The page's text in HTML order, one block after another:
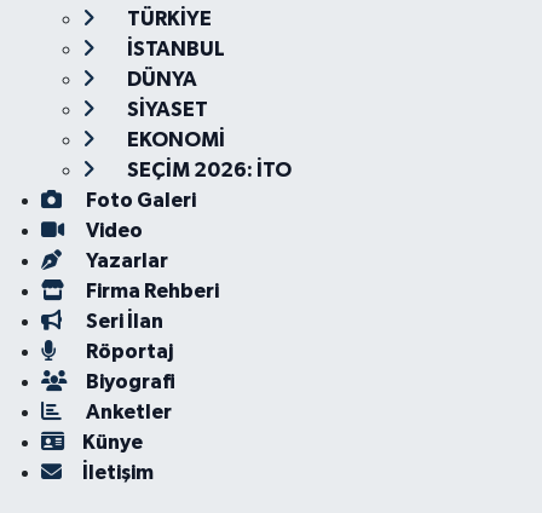
TÜRKİYE
İSTANBUL
DÜNYA
SİYASET
EKONOMİ
SEÇİM 2026: İTO
Foto Galeri
Video
Yazarlar
Firma Rehberi
Seri İlan
Röportaj
Biyografi
Anketler
Künye
İletişim